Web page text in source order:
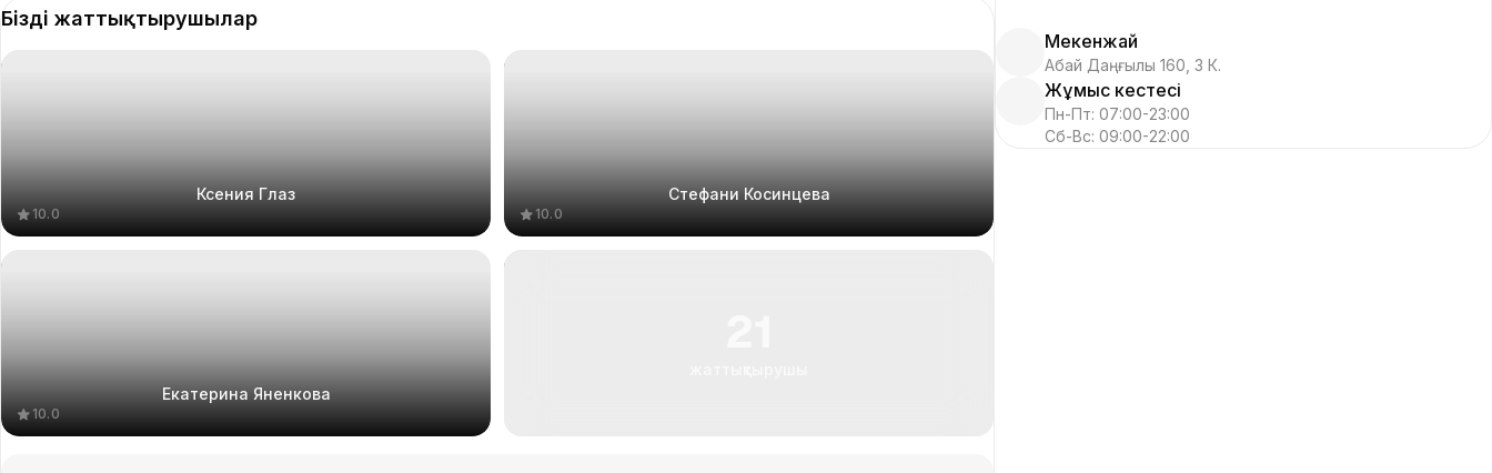
Біздің жаттықтырушылар
Ксения Глаз
10.0
Стефани Косинцева
10.0
Екатерина Яненкова
10.0
Мекенжай
Абай Даңғылы 160, 3 К.
Жұмыс кестесі
Пн-Пт: 07:00-23:00
Сб-Вс: 09:00-22:00